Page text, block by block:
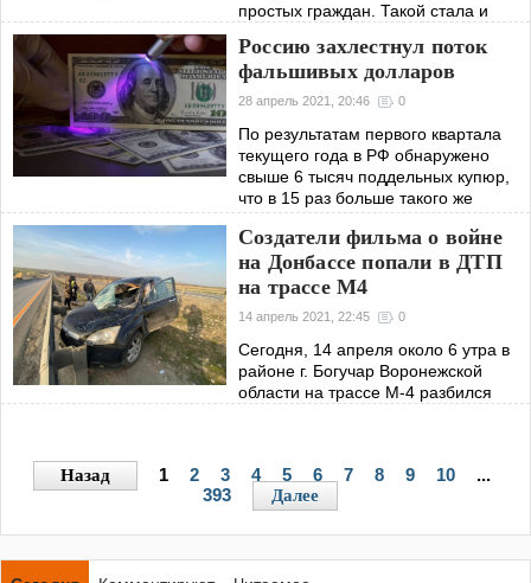
простых граждан. Такой стала и
отключения нашей страны от
системы международных расчетов
SWIFT.
Россию захлестнул поток
фальшивых долларов
28 апрель 2021, 20:46 0
По результатам первого квартала
текущего года в РФ обнаружено
свыше 6 тысяч поддельных купюр,
что в 15 раз больше такого же
периода в прошлом году.
Создатели фильма о войне
на Донбассе попали в ДТП
на трассе М4
14 апрель 2021, 22:45 0
Сегодня, 14 апреля около 6 утра в
районе г. Богучар Воронежской
области на трассе М-4 разбился
Роман Разум,
Назад 1 2 3 4 5 6 7 8 9 10
...
393
Далее